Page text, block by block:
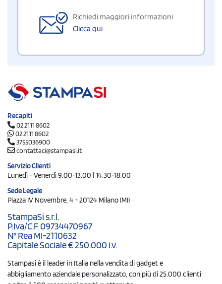
Richiedi maggiori informazioni
Clicca qui
Recapiti
02 2111 8602
02 2111 8602
3755036900
contattaci@stampasi.it
Servizio Clienti
Lunedì - Venerdì 9.00-13.00 | 14.30-18.00
Sede Legale
Piazza IV Novembre, 4 - 20124 Milano (MI)
StampaSi s.r.l.
P.Iva/C.F. 09734470967
N° Rea MI-2110632
Capitale Sociale € 250.000 i.v.
Stampasi è il leader in Italia nella vendita di gadget e
abbigliamento aziendale personalizzato, con più di 25.000 clienti